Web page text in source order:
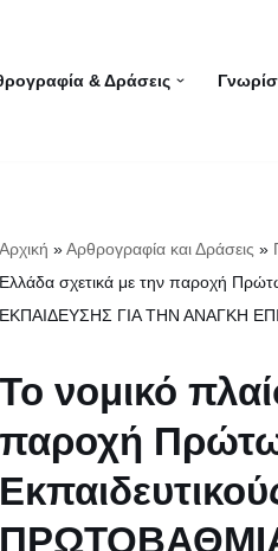
& Δράσεις
Αρχική »Αρθρογραφία και Δράσεις »
Ελλάδα σχετικά με την παροχή
ΕΚΠΑΙΔΕΥΣΗΣ ΓΙΑ ΤΗΝ ΑΝΑΓΚΗ
Το νομικό
παροχή